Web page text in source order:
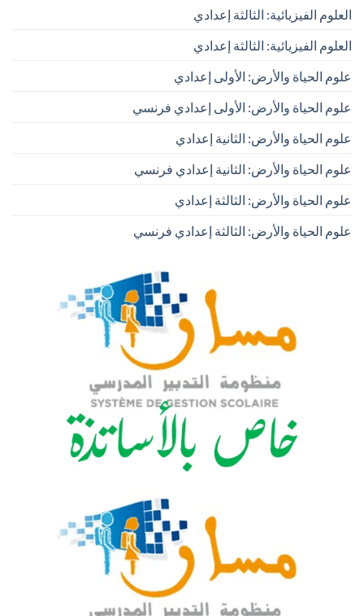
العلوم الفيزيائية: الثالثة إعدادي
العلوم الفيزيائية: الثالثة إعدادي
علوم الحياة والأرض: الأولى إعدادي
علوم الحياة والأرض: الأولى إعدادي فرنسي
علوم الحياة والأرض: الثانية إعدادي
علوم الحياة والأرض: الثانية إعدادي فرنسي
علوم الحياة والأرض: الثالثة إعدادي
علوم الحياة والأرض: الثالثة إعدادي فرنسي